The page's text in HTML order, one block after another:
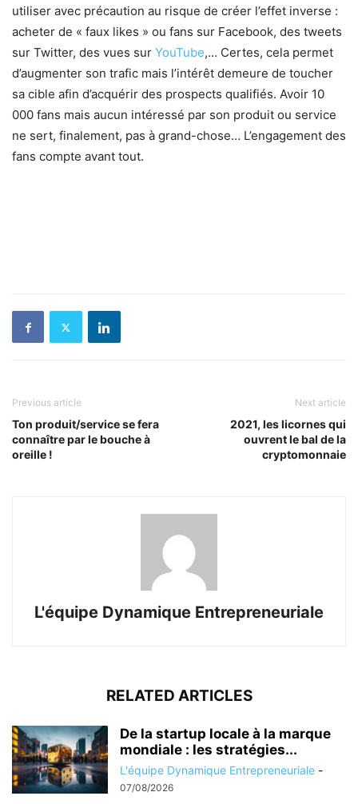
utiliser avec précaution au risque de créer l’effet inverse :
acheter de « faux likes » ou fans sur Facebook, des tweets
sur Twitter, des vues sur YouTube,… Certes, cela permet
d’augmenter son trafic mais l’intérêt demeure de toucher
sa cible afin d’acquérir des prospects qualifiés. Avoir 10
000 fans mais aucun intéressé par son produit ou service
ne sert, finalement, pas à grand-chose… L’engagement des
fans compte avant tout.
Previous article
Ton produit/service se fera
connaître par le bouche à
oreille !
Next article
2021, les licornes qui
ouvrent le bal de la
cryptomonnaie
L'équipe Dynamique Entrepreneuriale
RELATED ARTICLES
De la startup locale à la marque
mondiale : les stratégies...
L'équipe Dynamique Entrepreneuriale -
07/08/2026